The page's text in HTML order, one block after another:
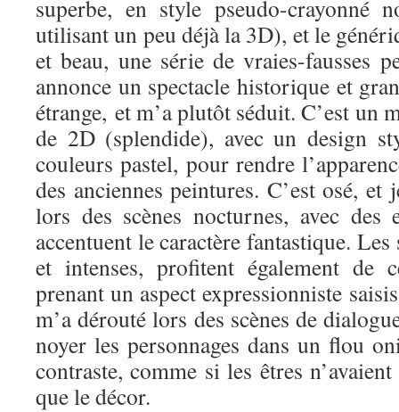
superbe, en style pseudo-crayonné
utilisant un peu déjà la 3D), et le
et beau, une série de vraies-fausses
annonce un spectacle historique et
étrange, et m’a plutôt séduit. C’est un
de 2D (splendide), avec un design
couleurs pastel, pour rendre
des anciennes peintures. C’est osé, et
lors des scènes nocturnes, avec
accentuent le caractère fantastique. Les
et intenses, profitent également de
prenant un aspect expressionniste
m’a dérouté lors des scènes de
noyer les personnages dans un flou
contraste, comme si les êtres
que le décor.